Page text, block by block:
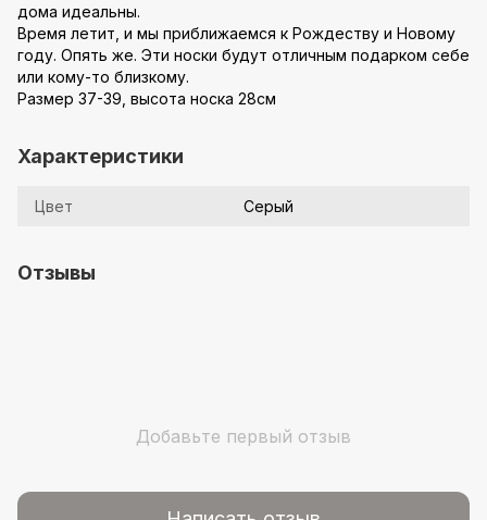
дома идеальны.
Время летит, и мы приближаемся к Рождеству и Новому
году. Опять же. Эти носки будут отличным подарком себе
или кому-то близкому.
Размер 37-39, высота носка 28см
Характеристики
Цвет Серый
Отзывы
Добавьте первый отзыв